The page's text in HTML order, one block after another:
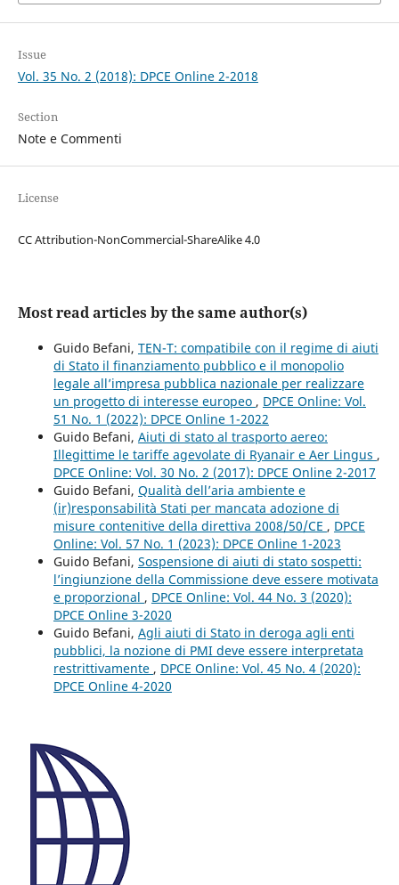
Issue
Vol. 35 No. 2 (2018): DPCE Online 2-2018
Section
Note e Commenti
License
CC Attribution-NonCommercial-ShareAlike 4.0
Most read articles by the same author(s)
Guido Befani, TEN-T: compatibile con il regime di aiuti
di Stato il finanziamento pubblico e il monopolio
legale all’impresa pubblica nazionale per realizzare
un progetto di interesse europeo , DPCE Online: Vol.
51 No. 1 (2022): DPCE Online 1-2022
Guido Befani, Aiuti di stato al trasporto aereo:
Illegittime le tariffe agevolate di Ryanair e Aer Lingus ,
DPCE Online: Vol. 30 No. 2 (2017): DPCE Online 2-2017
Guido Befani, Qualità dell’aria ambiente e
(ir)responsabilità Stati per mancata adozione di
misure contenitive della direttiva 2008/50/CE , DPCE
Online: Vol. 57 No. 1 (2023): DPCE Online 1-2023
Guido Befani, Sospensione di aiuti di stato sospetti:
l’ingiunzione della Commissione deve essere motivata
e proporzional , DPCE Online: Vol. 44 No. 3 (2020):
DPCE Online 3-2020
Guido Befani, Agli aiuti di Stato in deroga agli enti
pubblici, la nozione di PMI deve essere interpretata
restrittivamente , DPCE Online: Vol. 45 No. 4 (2020):
DPCE Online 4-2020